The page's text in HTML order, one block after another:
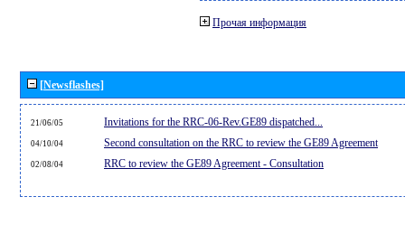
Прочая информация
[Newsflashes]
21/06/05 Invitations for the RRC-06-Rev.GE89 dispatched...
04/10/04 Second consultation on the RRC to review the GE89 Agreement
02/08/04 RRC to review the GE89 Agreement - Consultation